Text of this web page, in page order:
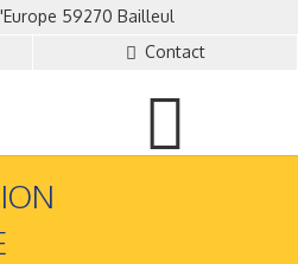
59270 Bailleul
Contact